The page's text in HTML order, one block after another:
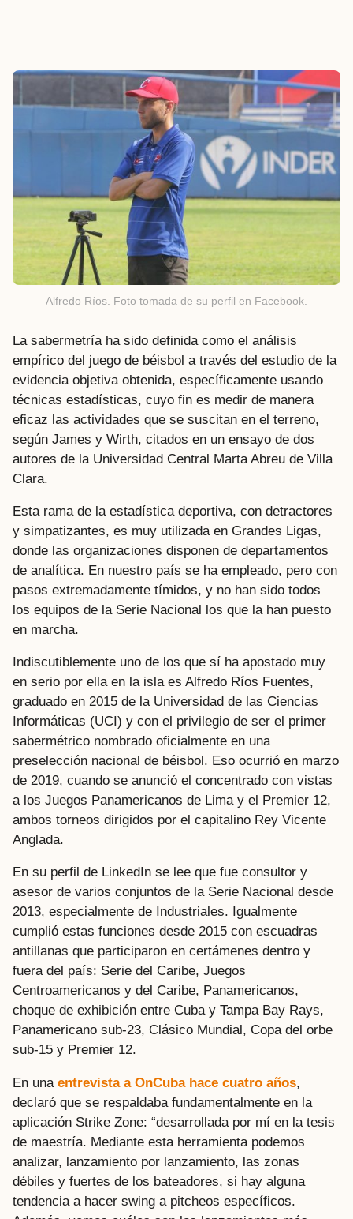
Alfredo Ríos. Foto tomada de su perfil en Facebook.
La sabermetría ha sido definida como el análisis
empírico del juego de béisbol a través del estudio de la
evidencia objetiva obtenida, específicamente usando
técnicas estadísticas, cuyo fin es medir de manera
eficaz las actividades que se suscitan en el terreno,
según James y Wirth, citados en un ensayo de dos
autores de la Universidad Central Marta Abreu de Villa
Clara.
Esta rama de la estadística deportiva, con detractores
y simpatizantes, es muy utilizada en Grandes Ligas,
donde las organizaciones disponen de departamentos
de analítica. En nuestro país se ha empleado, pero con
pasos extremadamente tímidos, y no han sido todos
los equipos de la Serie Nacional los que la han puesto
en marcha.
Indiscutiblemente uno de los que sí ha apostado muy
en serio por ella en la isla es Alfredo Ríos Fuentes,
graduado en 2015 de la Universidad de las Ciencias
Informáticas (UCI) y con el privilegio de ser el primer
sabermétrico nombrado oficialmente en una
preselección nacional de béisbol. Eso ocurrió en marzo
de 2019, cuando se anunció el concentrado con vistas
a los Juegos Panamericanos de Lima y el Premier 12,
ambos torneos dirigidos por el capitalino Rey Vicente
Anglada.
En su perfil de LinkedIn se lee que fue consultor y
asesor de varios conjuntos de la Serie Nacional desde
2013, especialmente de Industriales. Igualmente
cumplió estas funciones desde 2015 con escuadras
antillanas que participaron en certámenes dentro y
fuera del país: Serie del Caribe, Juegos
Centroamericanos y del Caribe, Panamericanos,
choque de exhibición entre Cuba y Tampa Bay Rays,
Panamericano sub-23, Clásico Mundial, Copa del orbe
sub-15 y Premier 12.
En una entrevista a OnCuba hace cuatro años,
declaró que se respaldaba fundamentalmente en la
aplicación Strike Zone: “desarrollada por mí en la tesis
de maestría. Mediante esta herramienta podemos
analizar, lanzamiento por lanzamiento, las zonas
débiles y fuertes de los bateadores, si hay alguna
tendencia a hacer swing a pitcheos específicos.